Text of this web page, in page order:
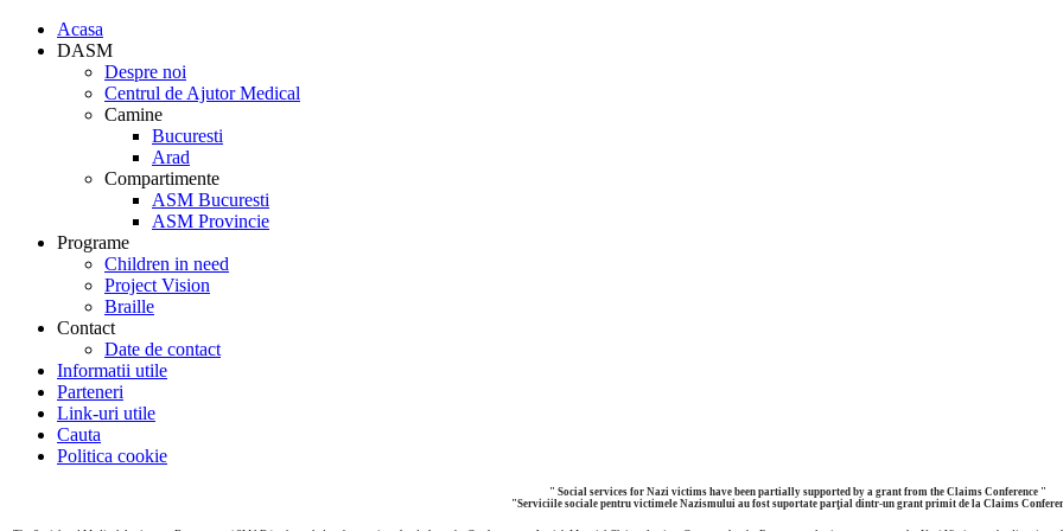
Acasa
DASM
Despre noi
Centrul de Ajutor Medical
Camine
Bucuresti
Arad
Compartimente
ASM Bucuresti
ASM Provincie
Programe
Children in need
Project Vision
Braille
Contact
Date de contact
Informatii utile
Parteneri
Link-uri utile
Cauta
Politica cookie
" Social services for Nazi victims have been partially supported by a grant from the Claims Conference "
"Serviciile sociale pentru victimele Nazismului au fost suportate parţial dintr-un grant primit de la Claims